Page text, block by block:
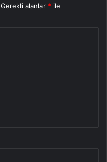
Gerekli alanlar * ile